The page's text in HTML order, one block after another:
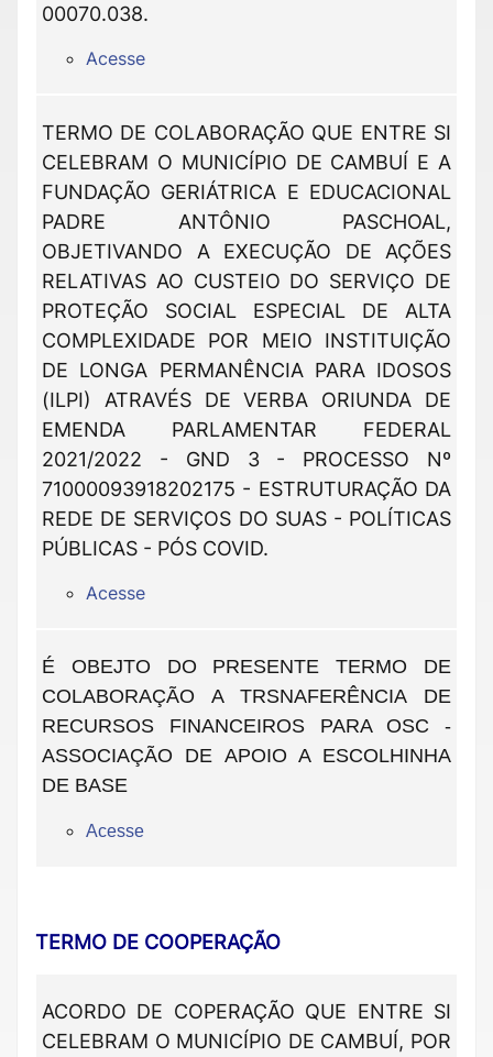
00070.038.
Acesse
TERMO DE COLABORAÇÃO QUE ENTRE SI
CELEBRAM O MUNICÍPIO DE CAMBUÍ E A
FUNDAÇÃO GERIÁTRICA E EDUCACIONAL
PADRE ANTÔNIO PASCHOAL,
OBJETIVANDO A EXECUÇÃO DE AÇÕES
RELATIVAS AO CUSTEIO DO SERVIÇO DE
PROTEÇÃO SOCIAL ESPECIAL DE ALTA
COMPLEXIDADE POR MEIO INSTITUIÇÃO
DE LONGA PERMANÊNCIA PARA IDOSOS
(ILPI) ATRAVÉS DE VERBA ORIUNDA DE
EMENDA PARLAMENTAR FEDERAL
2021/2022 - GND 3 - PROCESSO Nº
71000093918202175 - ESTRUTURAÇÃO DA
REDE DE SERVIÇOS DO SUAS - POLÍTICAS
PÚBLICAS - PÓS COVID.
Acesse
É OBEJTO DO PRESENTE TERMO DE
COLABORAÇÃO A TRSNAFERÊNCIA DE
RECURSOS FINANCEIROS PARA OSC -
ASSOCIAÇÃO DE APOIO A ESCOLHINHA
DE BASE
Acesse
TERMO DE COOPERAÇÃO
ACORDO DE COPERAÇÃO QUE ENTRE SI
CELEBRAM O MUNICÍPIO DE CAMBUÍ, POR